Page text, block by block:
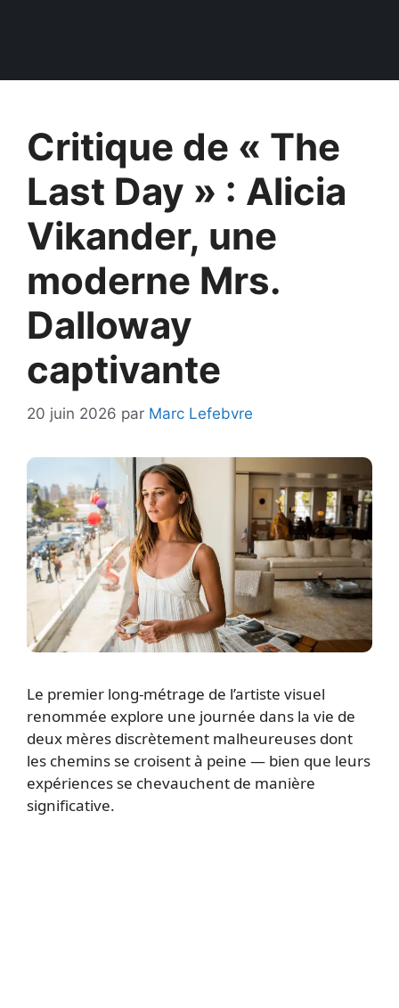
Critique de « The
Last Day » : Alicia
Vikander, une
moderne Mrs.
Dalloway
captivante
20 juin 2026 par Marc Lefebvre
Le premier long-métrage de l’artiste visuel
renommée explore une journée dans la vie de
deux mères discrètement malheureuses dont
les chemins se croisent à peine — bien que leurs
expériences se chevauchent de manière
significative.